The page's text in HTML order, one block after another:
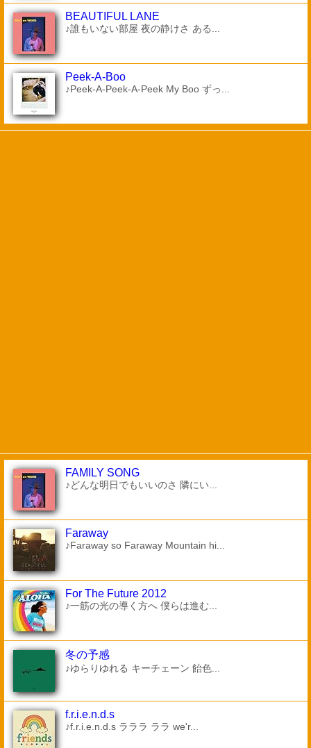
BEAUTIFUL LANE
♪誰もいない部屋 夜の静けさ ある...
Peek-A-Boo
♪Peek-A-Peek-A-Peek My Boo ずっ...
FAMILY SONG
♪どんな明日でもいいのさ 隣にい...
Faraway
♪Faraway so Faraway Mountain hi...
For The Future 2012
♪一筋の光の導く方へ 僕らは進む...
冬の予感
♪ゆらりゆれる キーチェーン 飴色...
f.r.i.e.n.d.s
♪f.r.i.e.n.d.s ラララ ララ we'r...